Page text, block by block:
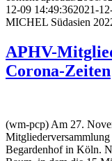
12-09 14:49:362021-
MICHEL Südasien
APHV-
Corona-Zeiten
(wm-pcp) Am 27.
Begardenhof in Köln.